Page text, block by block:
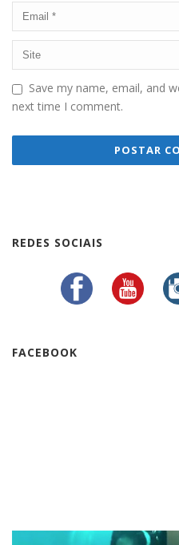
Save my name, email, and
next time I comment.
REDES SOCIAIS
FACEBOOK